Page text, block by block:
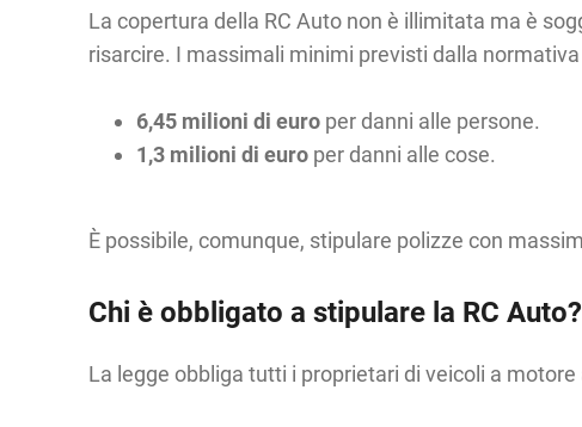
La copertura della RC Auto non è illimitata ma è
risarcire. I massimali minimi previsti dalla
6,45 milioni di europer danni alle persone.
1,3 milioni di europer danni alle cose.
È possibile, comunque, stipulare polizze con
Chi è obbligato a stipulare la RC Auto?
La legge obbliga tutti i proprietari di veicoli a